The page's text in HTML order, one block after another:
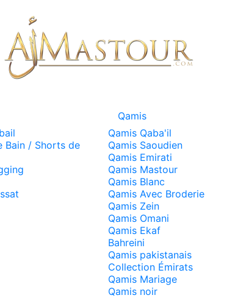
Bain / Shorts de
Qamis
Qamis Qaba'il
Qamis Saoudien
Qamis Emirati
Qamis Mastour
Qamis Blanc
Qamis Avec Broderie
Qamis Zein
Qamis Omani
Qamis Ekaf
Bahreini
Qamis pakistanais
Collection Émirats
Qamis Mariage
Qamis noir